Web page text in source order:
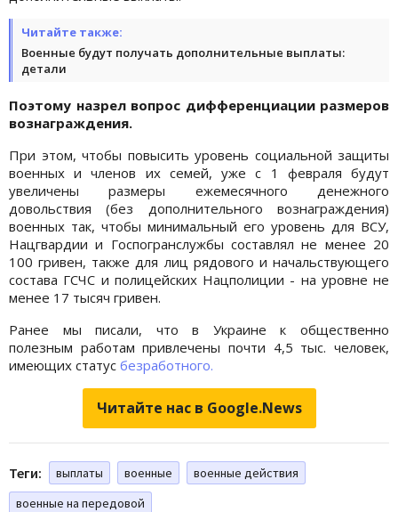
Читайте также:
Военные будут получать дополнительные выплаты:
детали
Поэтому назрел вопрос дифференциации размеров
вознаграждения.
При этом, чтобы повысить уровень социальной защиты
военных и членов их семей, уже с 1 февраля будут
увеличены размеры ежемесячного денежного
довольствия (без дополнительного вознаграждения)
военных так, чтобы минимальный его уровень для ВСУ,
Нацгвардии и Госпогранслужбы составлял не менее 20
100 гривен, также для лиц рядового и начальствующего
состава ГСЧС и полицейских Нацполиции - на уровне не
менее 17 тысяч гривен.
Ранее мы писали, что в Украине к общественно
полезным работам привлечены почти 4,5 тыс. человек,
имеющих статус безработного.
Читайте нас в Google.News
Теги: выплаты военные
военные действия
военные на передовой